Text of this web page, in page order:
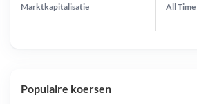
Marktkapitalisatie All Time
Populaire koersen